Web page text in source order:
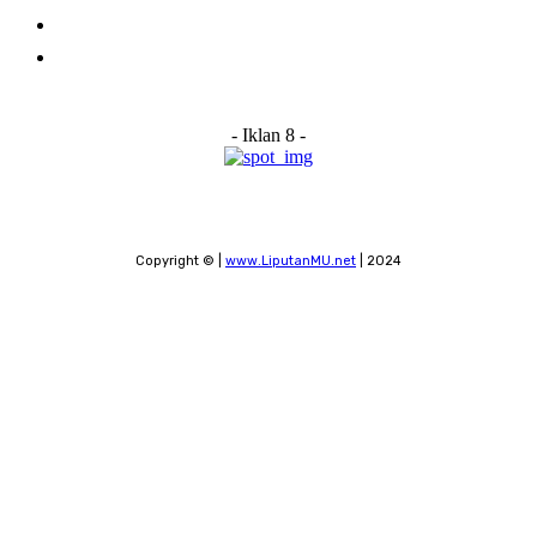
- Iklan 8 -
Copyright © | www.LiputanMU.net | 2024